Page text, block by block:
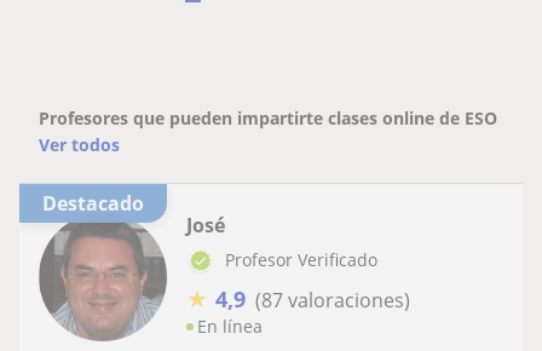
Profesores que pueden impartirte clases online de ESO
Ver todos
Destacado
José
Profesor Verificado
★ 4,9 (87 valoraciones)
En línea